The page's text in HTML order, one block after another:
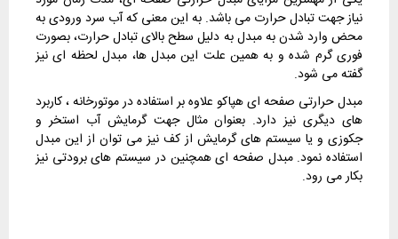
نیاز جهت تبادل حرارت می باشد. به این معنی که آب سرد ورودی به
محض وارد شدن به مبدل به دلیل سطح بالای تبادل حرارت، بصورت
فوری گرم شده و به همین علت این مبدل ها، مبدل لحظه ای نیز
گفته می شود.
مبدل حرارتی صفحه ای هپاکو علاوه بر استفاده در موتورخانه ، کاربرد
های دیگری نیز دارد. بعنوان مثال جهت گرمایش آب استخر و
جکوزی و یا سیستم های گرمایش از کف نیز می توان از این مبدل
استفاده نمود. مبدل صفحه ای همچنین در سیستم های برودتی نیز
بکار می رود.